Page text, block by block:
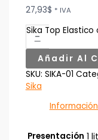
27,93$ * IVA
-
Sika Top
Añadir Al
SKU: SIKA-01
Sika
Presentación 1